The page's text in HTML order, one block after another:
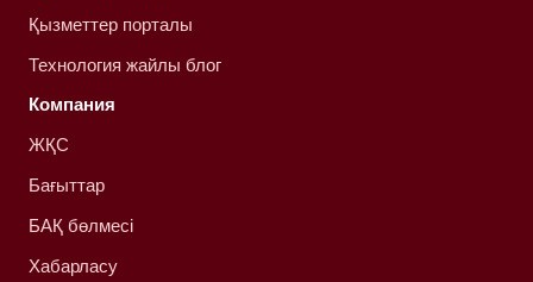
Қызметтер порталы
Технология жайлы блог
Компания
ЖҚС
Бағыттар
БАҚ бөлмесі
Хабарласу